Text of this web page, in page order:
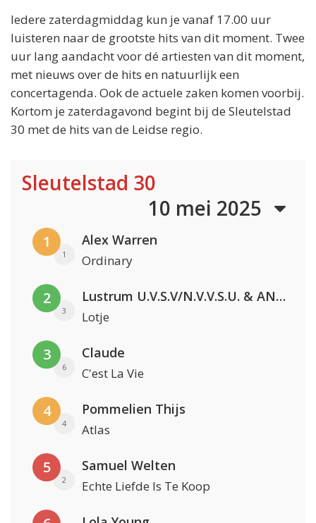
Iedere zaterdagmiddag kun je vanaf 17.00 uur
luisteren naar de grootste hits van dit moment. Twee
uur lang aandacht voor dé artiesten van dit moment,
met nieuws over de hits en natuurlijk een
concertagenda. Ook de actuele zaken komen voorbij.
Kortom je zaterdagavond begint bij de Sleutelstad
30 met de hits van de Leidse regio.
Sleutelstad 30
10 mei 2025
1
1
Alex Warren
Ordinary
2
3
Lustrum U.V.S.V/N.V.V.S.U. & ANNO ONS & Jopke van Dobbenburgh & Roeland Beelen
Lotje
3
6
Claude
C'est La Vie
4
4
Pommelien Thijs
Atlas
5
2
Samuel Welten
Echte Liefde Is Te Koop